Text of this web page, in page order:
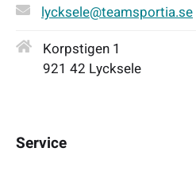
lycksele@teamsportia.se
Korpstigen 1
921 42 Lycksele
Service